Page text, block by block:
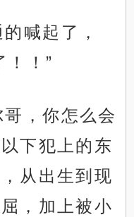
喊起了，
！！”
，你怎么会
下犯上的东
从出生到现
，加上被小